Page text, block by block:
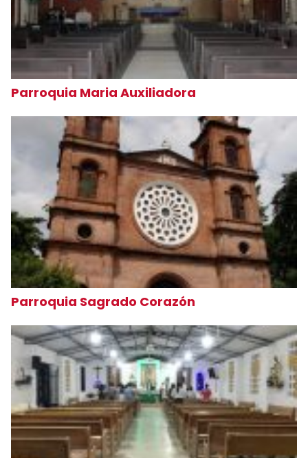
Parroquia Maria Auxiliadora
Parroquia Sagrado Corazón